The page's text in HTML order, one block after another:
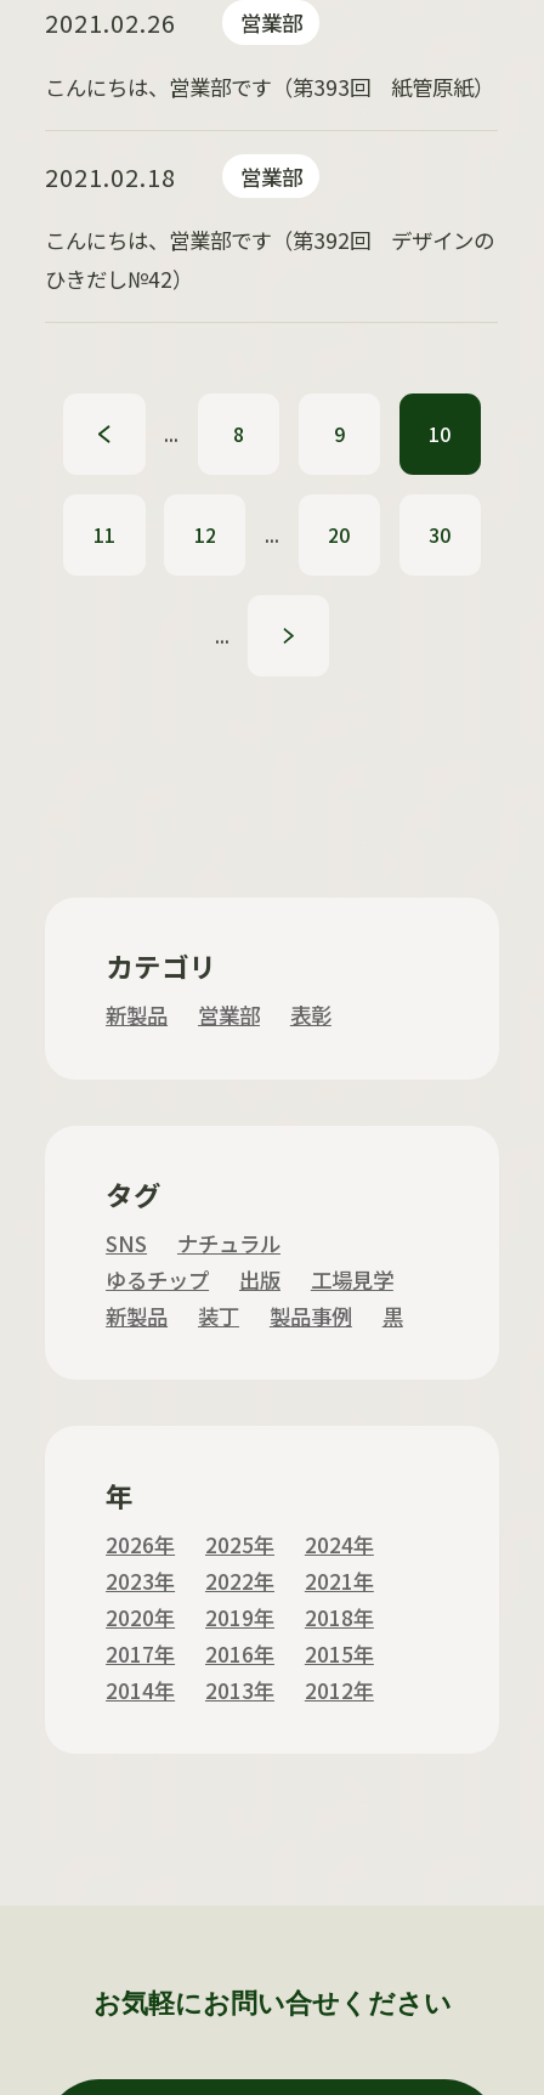
2021.02.26 営業部
こんにちは、営業部です（第393回 紙管原紙）
2021.02.18 営業部
こんにちは、営業部です（第392回 デザインの
ひきだし№42）
« ... 8 9 10
11 12 ... 20 30
... »
カテゴリ
新製品 営業部 表彰
タグ
SNS
ナチュラル
ゆるチップ
出版
工場見学
新製品
装丁 製品事例 黒
年
2026年 2025年
2024年
2023年
2022年
2021年
2020年
2019年
2018年
2017年
2016年
2015年
2014年
2013年 2012年
お気軽にお問い合せください